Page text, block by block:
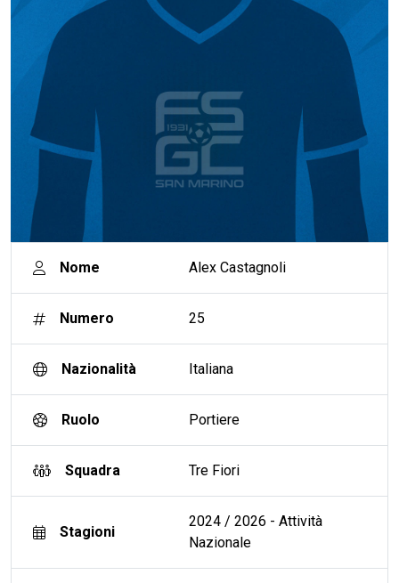
Nome Alex Castagnoli
Numero 25
Nazionalità Italiana
Ruolo Portiere
Squadra Tre Fiori
Stagioni
2024 / 2026 - Attività
Nazionale